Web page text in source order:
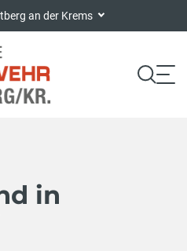
an der Krems
in